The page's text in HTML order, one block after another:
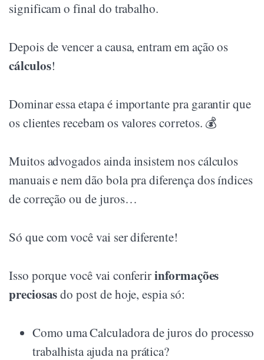
significam o final do trabalho.
Depois de vencer a causa, entram em ação os
cálculos!
Dominar essa etapa é importante pra garantir que
os clientes recebam os valores corretos. 💰
Muitos advogados ainda insistem nos cálculos
manuais e nem dão bola pra diferença dos índices
de correção ou de juros…
Só que com você vai ser diferente!
Isso porque você vai conferirinformações
preciosasdo post de hoje, espia só:
Como uma Calculadora de juros do processo
trabalhista ajuda na prática?